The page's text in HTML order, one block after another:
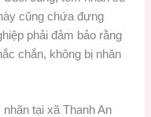
cũng chứa đựng
phải đảm bảo rằng
chắn, không bị nhăn
tại xã Thanh An